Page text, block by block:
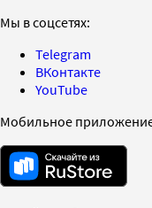
Мы в соцсетях:
Telegram
ВКонтакте
YouTube
Мобильное